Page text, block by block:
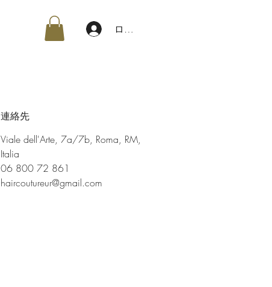
ログイン
連絡先
Viale dell'Arte, 7a/7b, Roma, RM,
Italia
06 800 72 861
haircoutureur@gmail.com